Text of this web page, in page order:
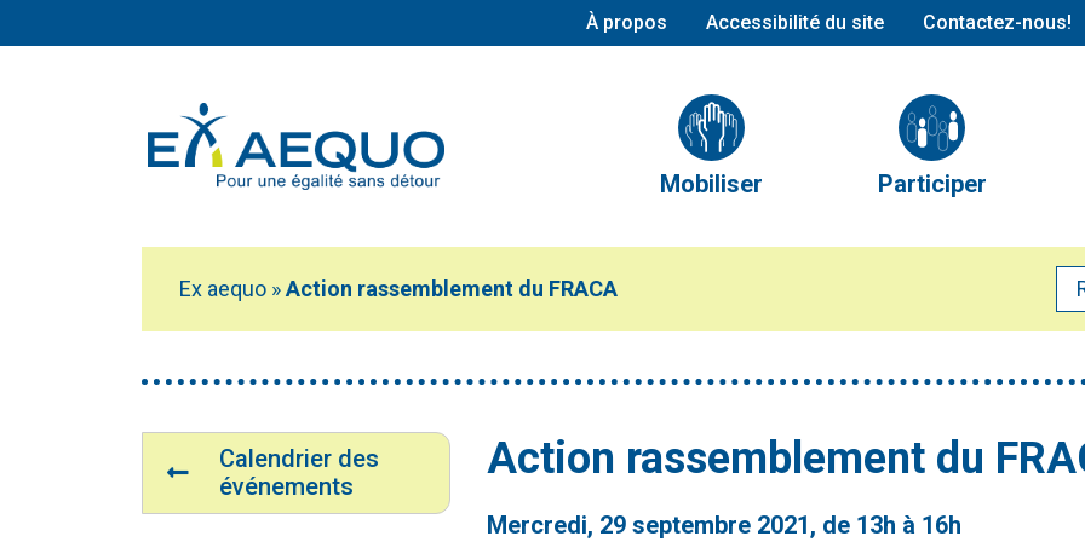
À propos
Partenaires et alliés
Accessibilité du site Contactez-nous!
Mobiliser Participer
Calendrier des
Devenir membre
Vous êtes ici :
Ex aequo »Action rassemblement du FRACA
Navigation
Calendrier des
événements
Action rassemblement du
Mercredi, 29 septembre 2021, de 13h à 16h